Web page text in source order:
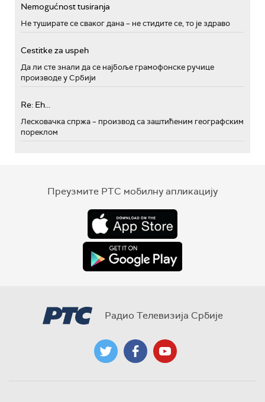
Nemogućnost tusiranja
Не туширате се сваког дана – не стидите се, то је здраво
Cestitke za uspeh
Да ли сте знали да се најбоље грамофонске ручице
производе у Србији
Re: Eh...
Лесковачка спржа – производ са заштићеним географским
пореклом
Преузмите РТС мобилну апликацију
Радио Телевизија Србије